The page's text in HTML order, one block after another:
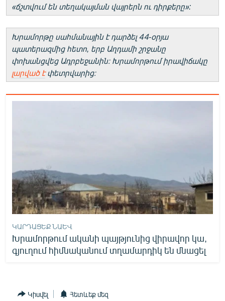
«ճշտվում են տեղակայման վայրերն ու դիրքերը»:
Խրամորթը սահմանային է դարձել 44-օրյա
պատերազմից հետո, երբ Աղդամի շրջանը
փոխանցվեց Ադրբեջանին։ Խրամորթում իրավիճակը
լարված էփետրվարից։
ԿԱՐԴԱՑԵՔ ՆԱԵՎ
Խրամորթում ականի պայթյունից վիրավոր կա,
գյուղում հիմնականում տղամարդիկ են մնացել
Կիսվել Հետևեք մեզ